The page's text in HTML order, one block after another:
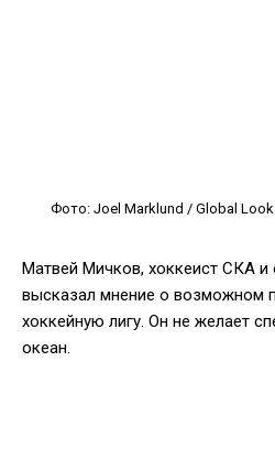
Фото: Joel Marklund / Global Look
Матвей Мичков, хоккеист СКА и
высказал мнение о возможном
хоккейную лигу. Он не желает
океан.